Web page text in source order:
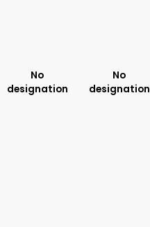
No
designation
No
designation